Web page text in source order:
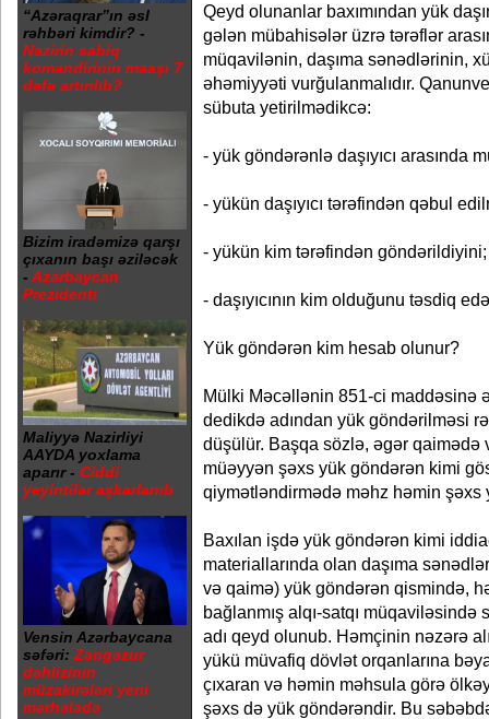
“Azəraqrar”ın əsl
rəhbəri kimdir? -
Nazirin sabiq
komandirinin maaşı 7
dəfə artırılıb?
Bizim iradəmizə qarşı
çıxanın başı əziləcək
- Azərbaycan
Prezidenti
Maliyyə Nazirliyi
AAYDA yoxlama
aparır - Ciddi
yeyintilər aşkarlanıb
Vensin Azərbaycana
səfəri: Zəngəzur
dəhlizinin
müzakirələri yeni
mərhələdə
Qeyd olunanlar baxımından yük
gələn mübahisələr üzrə tərəflər
müqavilənin, daşıma sənədlərinin,
əhəmiyyəti vurğulanmalıdır.
sübuta yetirilmədikcə:
- yük göndərənlə daşıyıcı arasında
- yükün daşıyıcı tərəfindən qəbul
- yükün kim tərəfindən göndərildiyini;
- daşıyıcının kim olduğunu təsdiq
Yük göndərən kim hesab olunur?
Mülki Məcəllənin 851-ci maddəsinə
dedikdə adından yük göndərilməsi
düşülür. Başqa sözlə, əgər qaimədə
müəyyən şəxs yük göndərən kimi
qiymətləndirmədə məhz həmin şəxs
Baxılan işdə yük göndərən kimi
materiallarında olan daşıma
və qaimə) yük göndərən qismində,
bağlanmış alqı-satqı müqaviləsində
adı qeyd olunub. Həmçinin nəzərə
yükü müvafiq dövlət orqanlarına
çıxaran və həmin məhsula görə
şəxs də yük göndərəndir. Bu